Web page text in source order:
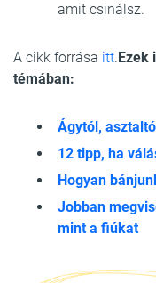
amit csinálsz.
A cikk forrása itt.Ezek
témában:
Ágytól,
12 tipp, ha
Hogyan
Jobban
mint a fiúkat